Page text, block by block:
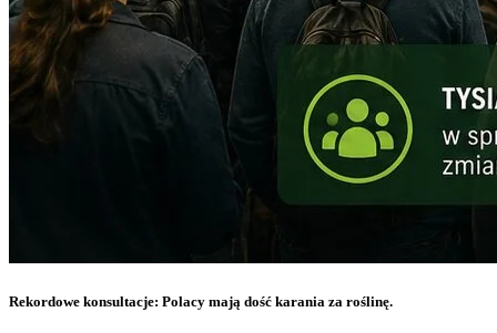
Rekordowe konsultacje: Polacy mają dość karania za roślinę.